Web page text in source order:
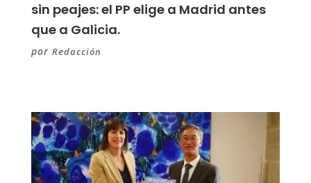
sin peajes: el PP elige a Madrid antes
que a Galicia.
por Redacción